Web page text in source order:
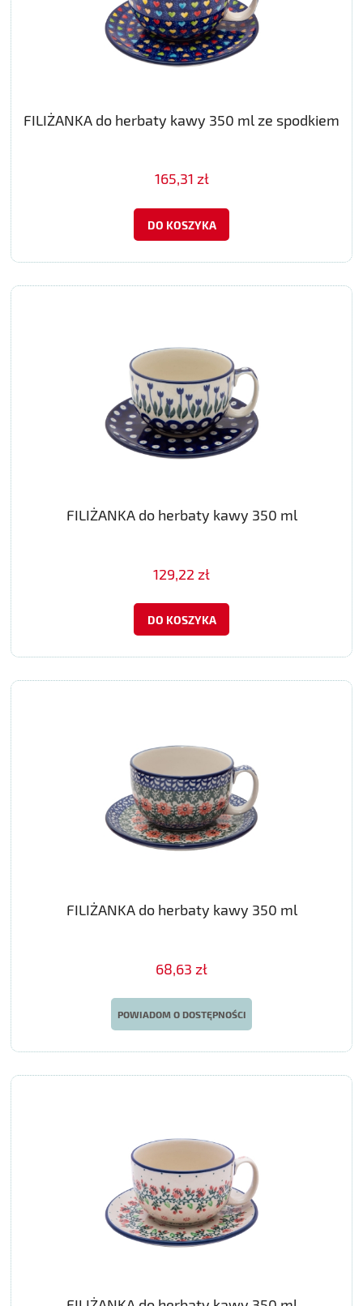
FILIŻANKA do herbaty kawy 350 ml ze spodkiem
165,31 zł
DO KOSZYKA
FILIŻANKA do herbaty kawy 350 ml
129,22 zł
DO KOSZYKA
FILIŻANKA do herbaty kawy 350 ml
68,63 zł
POWIADOM O DOSTĘPNOŚCI